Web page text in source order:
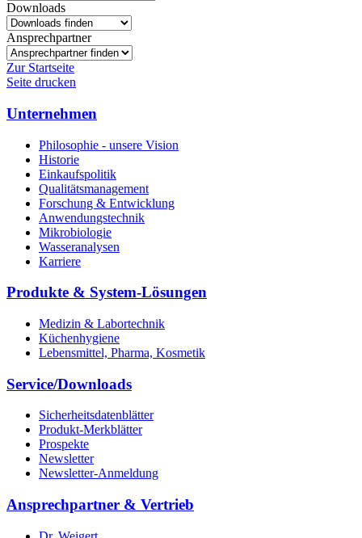
Downloads
Ansprechpartner
Zur Startseite
Seite drucken
Unternehmen
Philosophie - unsere Vision
Historie
Einkaufspolitik
Qualitätsmanagement
Forschung & Entwicklung
Anwendungstechnik
Mikrobiologie
Wasseranalysen
Karriere
Produkte & System-Lösungen
Medizin & Labortechnik
Küchenhygiene
Lebensmittel, Pharma, Kosmetik
Service/Downloads
Sicherheitsdatenblätter
Produkt-Merkblätter
Prospekte
Newsletter
Newsletter-Anmeldung
Ansprechpartner & Vertrieb